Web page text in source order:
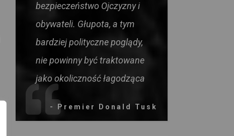
bezpieczeństwo Ojczyzny i
obywateli. Głupota, a tym
bardziej polityczne poglądy,
nie powinny być traktowane
jako okoliczność łagodząca
- Premier Donald Tusk